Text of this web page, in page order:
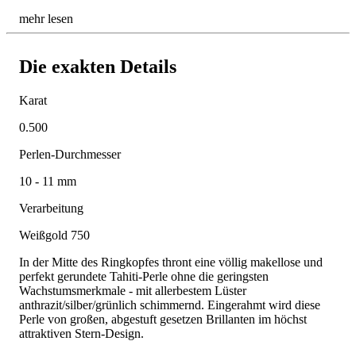
mehr lesen
Die exakten Details
Karat
0.500
Perlen-Durchmesser
10 - 11 mm
Verarbeitung
Weißgold 750
In der Mitte des Ringkopfes thront eine völlig makellose und
perfekt gerundete Tahiti-Perle ohne die geringsten
Wachstumsmerkmale - mit allerbestem Lüster
anthrazit/silber/grünlich schimmernd. Eingerahmt wird diese
Perle von großen, abgestuft gesetzen Brillanten im höchst
attraktiven Stern-Design.